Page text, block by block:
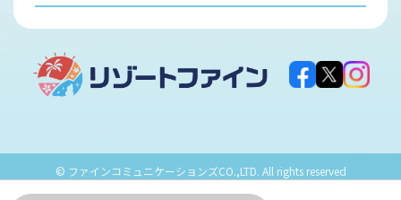
© ファインコミュニケーションズCO.,LTD. All rights reserved